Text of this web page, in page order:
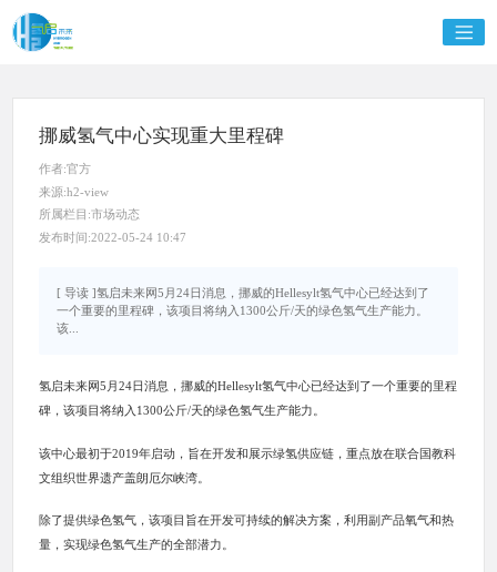
挪威氢气中心实现重大里程碑
作者:官方
来源:h2-view
所属栏目:市场动态
发布时间:2022-05-24 10:47
[ 导读 ]氢启未来网5月24日消息，挪威的Hellesylt氢气中心已经达到了
一个重要的里程碑，该项目将纳入1300公斤/天的绿色氢气生产能力。
该...
氢启未来网5月24日消息，挪威的Hellesylt氢气中心已经达到了一个重要的里程
碑，该项目将纳入1300公斤/天的绿色氢气生产能力。
该中心最初于2019年启动，旨在开发和展示绿氢供应链，重点放在联合国教科
文组织世界遗产盖朗厄尔峡湾。
除了提供绿色氢气，该项目旨在开发可持续的解决方案，利用副产品氧气和热
量，实现绿色氢气生产的全部潜力。